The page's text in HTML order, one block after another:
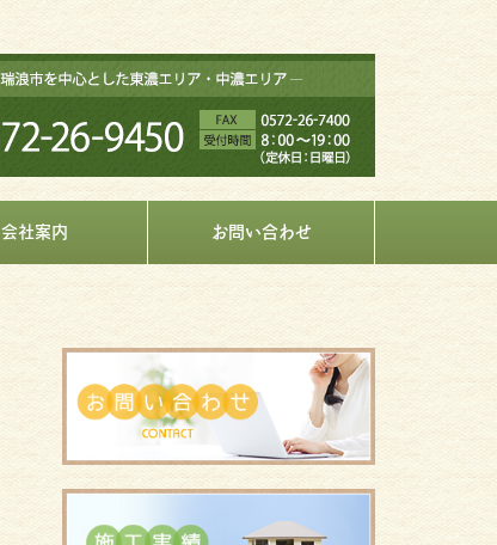
会社案内 お問い合わせ